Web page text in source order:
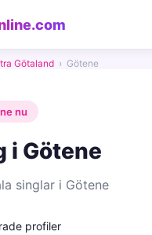
Götaland › Götene
nu
i Götene
singlar i Götene
profiler